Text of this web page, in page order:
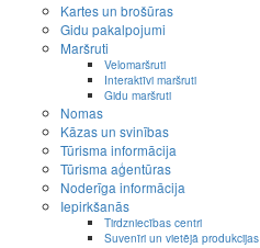
Kartes un brošūras
Gidu pakalpojumi
Maršruti
Velomaršruti
Interaktīvi maršruti
Gidu maršruti
Nomas
Kāzas un svinības
Tūrisma informācija
Tūrisma aģentūras
Noderīga informācija
Iepirkšanās
Tirdzniecības centri
Suvenīri un vietējā produkcijas